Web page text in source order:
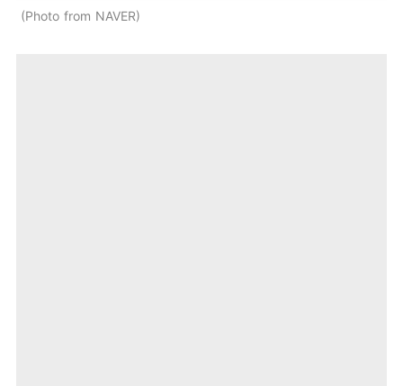
Photo from NAVER